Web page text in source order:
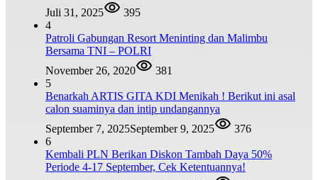
Juli 31, 2025
395
4
Patroli Gabungan Resort Meninting dan Malimbu
Bersama TNI – POLRI
November 26, 2020
381
5
Benarkah ARTIS GITA KDI Menikah ! Berikut ini asal
calon suaminya dan intip undangannya
September 7, 2025September 9, 2025
376
6
Kembali PLN Berikan Diskon Tambah Daya 50%
Periode 4-17 September, Cek Ketentuannya!